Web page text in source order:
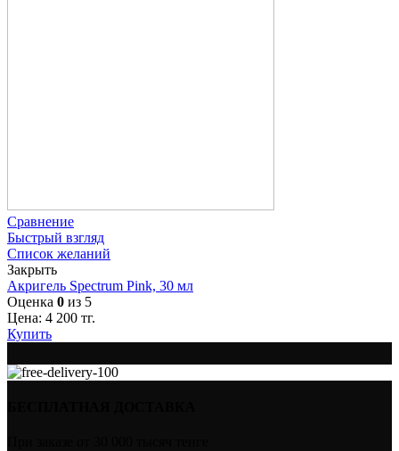
Сравнение
Быстрый взгляд
Список желаний
Закрыть
Акригель Spectrum Pink, 30 мл
Оценка 0 из 5
Цена: 4 200 тг.
Купить